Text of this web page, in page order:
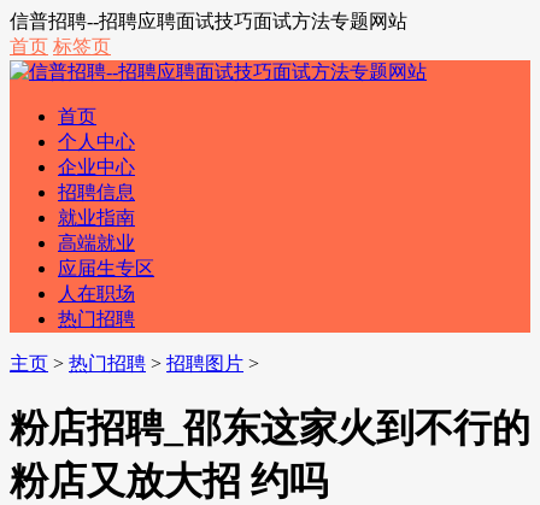
信普招聘--招聘应聘面试技巧面试方法专题网站
首页 标签页
首页
个人中心
企业中心
招聘信息
就业指南
高端就业
应届生专区
人在职场
热门招聘
主页 > 热门招聘 > 招聘图片 >
粉店招聘_邵东这家火到不行的
粉店又放大招 约吗